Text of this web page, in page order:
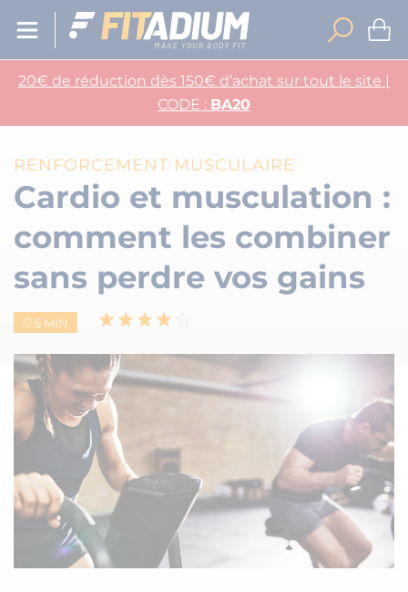
20€ de réduction dès 150€ d’achat sur tout le site |
CODE : BA20
RENFORCEMENT MUSCULAIRE
Cardio et musculation :
comment les combiner
sans perdre vos gains
5 MIN